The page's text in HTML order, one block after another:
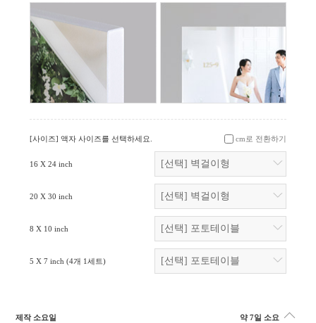
[사이즈] 액자 사이즈를 선택하세요. cm로 전환하기
16 X 24 inch
20 X 30 inch
8 X 10 inch
5 X 7 inch(4개 1세트)
제작 소요일 약 7일 소요